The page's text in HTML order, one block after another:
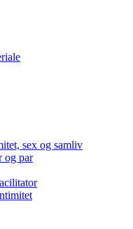
sex og samliv
og par